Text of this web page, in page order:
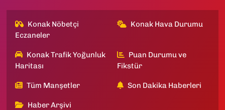
Konak Nöbetçi
Eczaneler
Konak Hava Durumu
Konak Trafik Yoğunluk
Haritası
Puan Durumu ve
Fikstür
Tüm Manşetler Son Dakika Haberleri
Haber Arşivi